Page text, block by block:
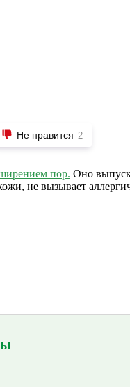
Не нравится 2
пор. Оно
не вызывает